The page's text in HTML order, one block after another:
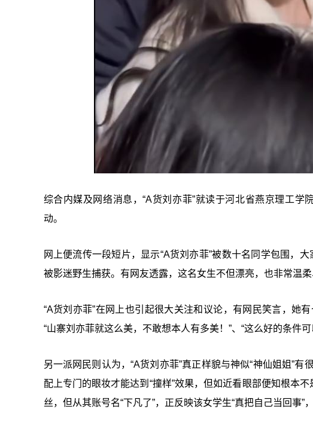
综合内媒及网络消息，“A货刘亦菲”就读于河北省燕京理工
动。
网上便流传一段短片，显示“A货刘亦菲”被数十名同学包围，
被影迷野生捕获。有网友透露，这名女生不但漂亮，也非常温柔
“A货刘亦菲”在网上也引起很大关注和议论，有网民笑言，她
“山寨刘亦菲就这么美，不敢想本人有多美！”、“这么好的条件可
另一派网民则认为，“A货刘亦菲”真正样貌与神似“神仙姐姐”有
配上专门的眼妆才能达到“撞样”效果，但如近看眼部便知根本
丝，但从其账号名“下凡了”，正反映该女学生“真把自己当回事”